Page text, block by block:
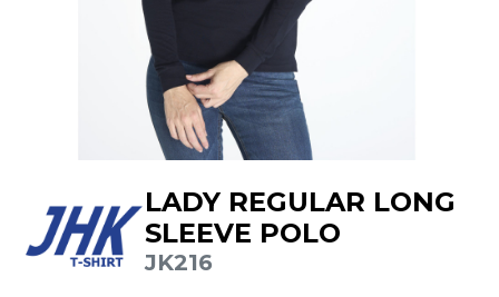
YOUR BRAND
ECORESPONSABLE
LADY REGULAR LONG
SLEEVE POLO
JK216